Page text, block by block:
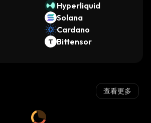
Hyperliquid
Solana
Cardano
Bittensor
查看更多